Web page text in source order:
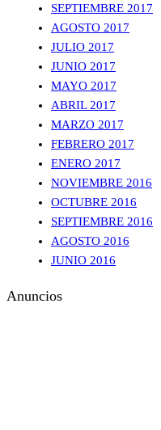
SEPTIEMBRE 2017
AGOSTO 2017
JULIO 2017
JUNIO 2017
MAYO 2017
ABRIL 2017
MARZO 2017
FEBRERO 2017
ENERO 2017
NOVIEMBRE 2016
OCTUBRE 2016
SEPTIEMBRE 2016
AGOSTO 2016
JUNIO 2016
Anuncios